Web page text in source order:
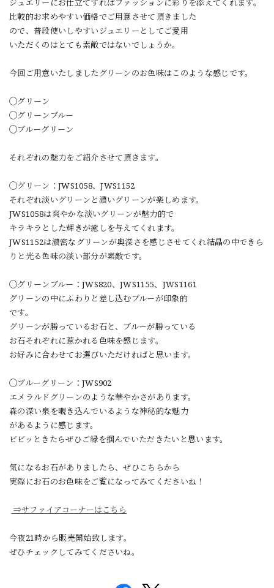
ジュエリーにお仕立てすればファッションに彩りを添えてくれます。
比較的お求めやすい価格でご用意させて頂きました
ので、 普段使いしやすいジュエリーとしてご愛用
いただくのはとても素敵ではないでしょうか。
今回ご用意いたしましたグリーンのお色味はこのような感じです。
◯グリーン
◯グリーンブルー
◯ブルーグリーン
それぞれの魅力をご紹介させて頂きます。
◯グリーン：JWS1058、JWS1152
それぞれ淡いグリーンと濃いグリーンが楽しめます。
JWS1058は爽やかな淡いグリーンが魅力的で
キラキラとした輝きが癒しを与えてくれます。
JWS1152は濃密なグリーンが奥深さを感じさせてくれ結晶の中できら
りと光る色味の淡い部分が素敵です。
◯グリーンブルー：JWS820、JWS1155、JWS1161
グリーンの中にふわりと差し込むブルーが印象的
です。
グリーンが勝っているお石と、ブルーが勝っている
お石それぞれに惹かれる色味を感じます。
お好みに合わせてお選びいただければと思います。
◯ブルーグリーン：JWS902
エメラルドグリーンのような華やかさがあります。
森の深い泉を覗き込んでいるような神秘的な魅力
があるように感じます。
ビビッときたらぜひご縁を掴んでいただきたいと思います。
気になるお石がありましたら、ぜひこちらから
実際にお石のお色味をご覧になってみてくださいね！
⇒サファイアコーナーはこちら
今夜21時から販売開始致します。
ぜひチェックしてみてくださいね。